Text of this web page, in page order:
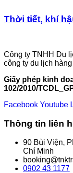
Thời tiết, khí
Công ty TNHH Du
công ty du lịch
Giấy phép kinh
102/2010/
Facebook Youtube
Thông tin liên
90 Bùi Viện,
Chí Minh
0902 43 1177